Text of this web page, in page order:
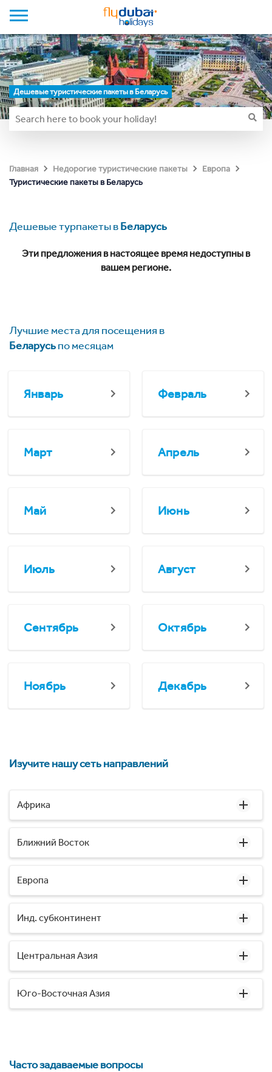
Дешевые туристические пакеты в Беларусь
Главная Недорогие туристические пакеты
Европа
Туристические пакеты в Беларусь
Дешевые турпакеты вБеларусь
Эти предложения в настоящее время недоступны в
вашем регионе.
Лучшие места для посещения в
Беларусьпо месяцам
Январь Февраль
Март Апрель
Май Июнь
Июль Август
Сентябрь Октябрь
Ноябрь Декабрь
Изучите нашу сеть направлений
Африка
Ближний Восток
Европа
Инд. субконтинент
Центральная Азия
Юго-Восточная Азия
Часто задаваемые вопросы